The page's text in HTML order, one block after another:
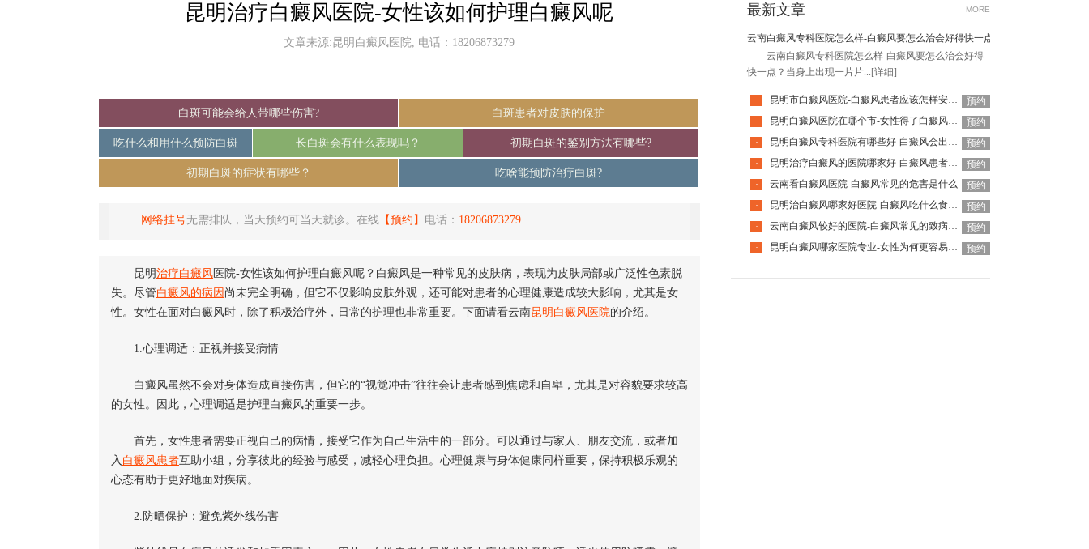
昆明治疗白癜风医院-女性该如何护理白癜风呢
文章来源:昆明白癜风医院, 电话：18206873279
白斑可能会给人带哪些伤害? 白斑患者对皮肤的保护
吃什么和用什么预防白斑 长白斑会有什么表现吗？ 初期白斑的鉴别方法有哪些?
初期白斑的症状有哪些？ 吃啥能预防治疗白斑?
网络挂号无需排队，当天预约可当天就诊。在线 【预约】 电话： 18206873279
昆明治疗白癜风 医院-女性该如何护理白癜风呢？白癜风是一种常见的皮肤病，表现为皮肤局部或广泛性色素脱
失。尽管白癜风的病因 尚未完全明确，但它不仅影响皮肤外观，还可能对患者的心理健康造成较大影响，尤其是女
性。女性在面对白癜风时，除了积极治疗外，日常的护理也非常重要。下面请看云南昆明白癜风医院的介绍。
1.心理调适：正视并接受病情
白癜风虽然不会对身体造成直接伤害，但它的“视觉冲击”往往会让患者感到焦虑和自卑，尤其是对容貌要求较高
的女性。因此，心理调适是护理白癜风的重要一步。
首先，女性患者需要正视自己的病情，接受它作为自己生活中的一部分。可以通过与家人、朋友交流，或者加
入 白癜风患者互助小组，分享彼此的经验与感受，减轻心理负担。心理健康与身体健康同样重要，保持积极乐观的
心态有助于更好地面对疾病。
2.防晒保护：避免紫外线伤害
最新文章 MORE
云南白癜风专科医院怎么样-白癜风要怎么治会好得快一点
云南白癜风专科医院怎么样-白癜风要怎么治会好得
快一点？当身上出现一片片... [详细]
· 昆明市白癜风医院-白癜风患者应该怎样安排饮食
预约
·
昆明白癜风医院在哪个市-女性得了白癜风还能使用化妆品吗
预约
·
昆明白癜风专科医院有哪些好-白癜风会出现什么并发症
预约
·
昆明治疗白癜风的医院哪家好-白癜风患者日常需要避免什么
预约
·
云南看白癜风医院-白癜风常见的危害是什么
预约
·
昆明治白癜风哪家好医院-白癜风吃什么食物可以补充黑色素
预约
·
云南白癜风较好的医院-白癜风常见的致病因素有哪些
预约
·
昆明白癜风哪家医院专业-女性为何更容易患白癜风呢 预约